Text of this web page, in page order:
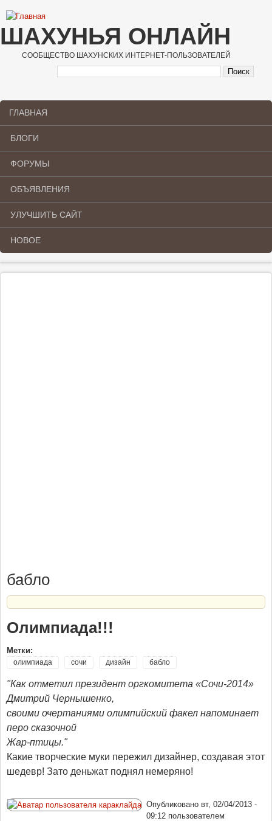
Перейти к основному содержанию
ШАХУНЬЯ ОНЛАЙН
СООБЩЕСТВО ШАХУНСКИХ ИНТЕРНЕТ-ПОЛЬЗОВАТЕЛЕЙ
Main menu
ГЛАВНАЯ
БЛОГИ
ФОРУМЫ
ОБЪЯВЛЕНИЯ
УЛУЧШИТЬ САЙТ
НОВОЕ
бабло
Олимпиада!!!
Метки:
олимпиада сочи дизайн бабло
"Как отметил президент оргкомитета «Сочи-2014»
Дмитрий Чернышенко,
своими очертаниями олимпийский факел напоминает
перо сказочной
Жар-птицы."
Какие творческие муки пережил дизайнер, создавая этот
шедевр! Зато деньжат поднял немеряно!
Опубликовано вт, 02/04/2013 -
09:12пользователем